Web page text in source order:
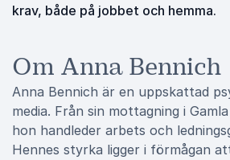
krav, både på jobbet och hemma.
Om Anna Bennich
Anna Bennich är en uppskattad
media. Från sin mottagning i
hon handleder arbets och
Hennes styrka ligger i förmågan